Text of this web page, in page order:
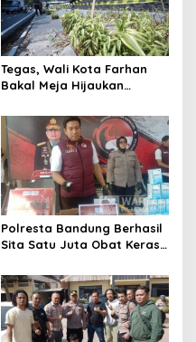
Tegas, Wali Kota Farhan
Bakal Meja Hijaukan
Riau
Polresta Bandung Berhasil
Sita Satu Juta Obat Keras
Kasus Narkoba